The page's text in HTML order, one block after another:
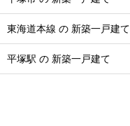
東海道本線 の 新築一戸建て
平塚駅 の 新築一戸建て